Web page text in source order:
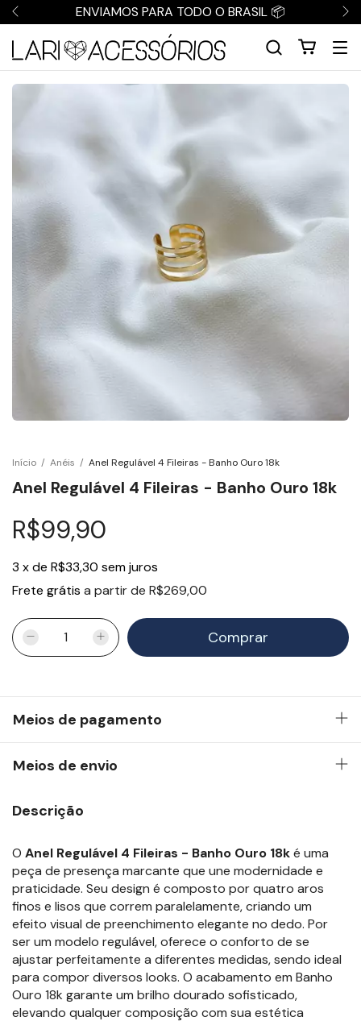
ENVIAMOS PARA TODO O BRASIL 📦
Início / Anéis / Anel Regulável 4 Fileiras - Banho Ouro 18k
Anel Regulável 4 Fileiras - Banho Ouro 18k
R$99,90
3 xde R$33,30 sem juros
Frete grátis a partir de R$269,00
Meios de pagamento
Meios de envio
Descrição
O Anel Regulável 4 Fileiras - Banho Ouro 18ké uma
peça de presença marcante que une modernidade e
praticidade. Seu design é composto por quatro aros
finos e lisos que correm paralelamente, criando um
efeito visual de preenchimento elegante no dedo. Por
ser um modelo regulável, oferece o conforto de se
ajustar perfeitamente a diferentes medidas, sendo ideal
para compor diversos looks. O acabamento em Banho
Ouro 18k garante um brilho dourado sofisticado,
elevando qualquer composição com sua estética